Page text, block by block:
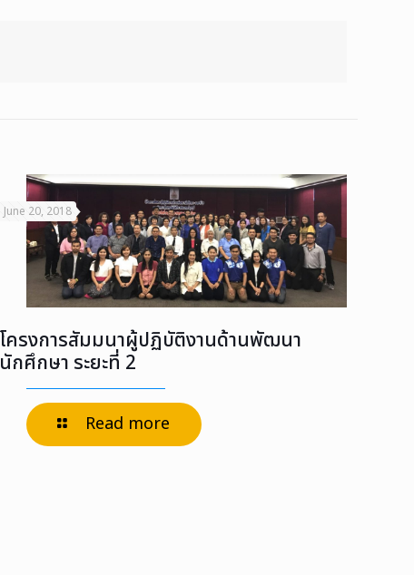
June 20, 2018
โครงการสัมมนาผู้ปฏิบัติงานด้านพัฒนา
นักศึกษา ระยะที่ 2
Read more